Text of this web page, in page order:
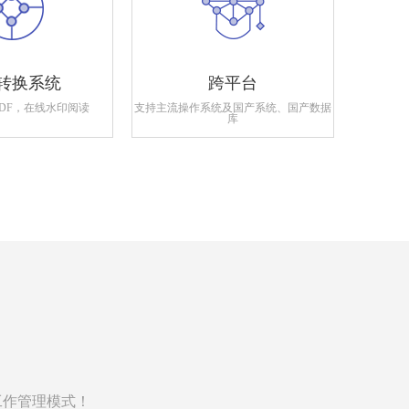
换系统
，在线水印阅读
跨平台
支持主流操作系统及国产系统、国产数据
库
管理模式！